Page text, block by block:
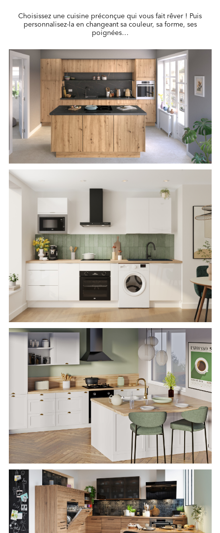
Choisissez une cuisine préconçue qui vous fait rêver ! Puis
personnalisez-la en changeant sa couleur, sa forme, ses
poignées…